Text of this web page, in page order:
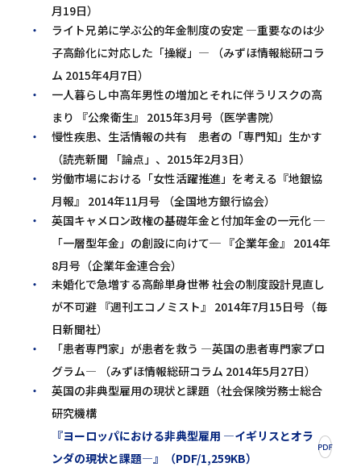
月19日）
ライト兄弟に学ぶ公的年金制度の安定 ―重要なのは少
子高齢化に対応した「操縦」― （みずほ情報総研コラ
ム 2015年4月7日）
一人暮らし中高年男性の増加とそれに伴うリスクの高
まり 『公衆衛生』 2015年3月号（医学書院）
慢性疾患、生活情報の共有 患者の「専門知」生かす
（読売新聞 「論点」、2015年2月3日）
労働市場における「女性活躍推進」を考える『地銀協
月報』 2014年11月号 （全国地方銀行協会）
英国キャメロン政権の基礎年金と付加年金の一元化 ─
「一層型年金」の創設に向けて─ 『企業年金』 2014年
8月号（企業年金連合会）
未婚化で急増する高齢単身世帯 社会の制度設計見直し
が不可避 『週刊エコノミスト』 2014年7月15日号（毎
日新聞社）
「患者専門家」が患者を救う ―英国の患者専門家プロ
グラム― （みずほ情報総研コラム 2014年5月27日）
英国の非典型雇用の現状と課題（社会保険労務士総合
研究機構
『ヨーロッパにおける非典型雇用 ―イギリスとオラ
ンダの現状と課題―』（PDF/1,259KB）